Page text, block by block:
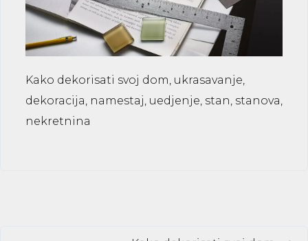
Kako dekorisati svoj dom, ukrasavanje,
dekoracija, namestaj, uedjenje, stan, stanova,
nekretnina